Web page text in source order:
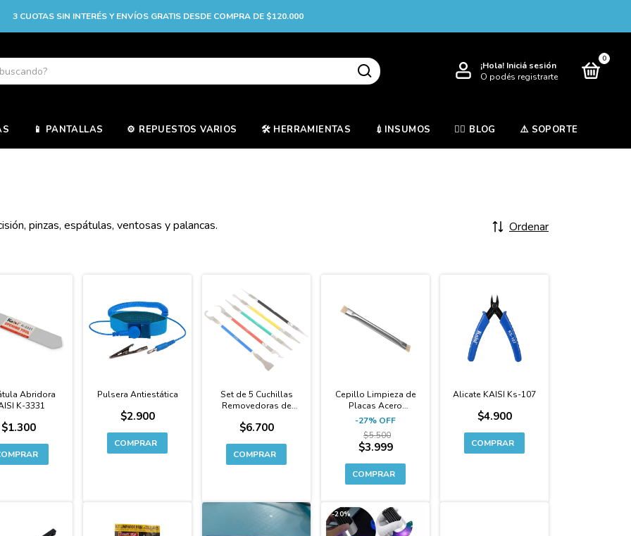
3 CUOTAS SIN INTERÉS Y ENVÍOS GRATIS DESDE COMPRA DE $120.000
¡Hola! Iniciá sesión
O podés registrarte
0
📱 PANTALLAS ⚙️ REPUESTOS VARIOS 🛠️ HERRAMIENTAS 💉INSUMOS ✍🏻 BLOG ⚠️ SOPORTE
pinzas, espátulas, ventosas y palancas. Ordenar
Abridora
K-3331
$1.300
Pulsera Antiestática
$2.900
Set de 5 Cuchillas
Removedoras de
$6.700
Cepillo Limpieza de
Placas Acero
Inoxidable Doble
-27% OFF
$5.500
$3.999
Alicate KAISI Ks-107
$4.900
-20%